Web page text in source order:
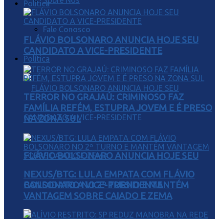
Fale Conosco
Política
FLÁVIO BOLSONARO ANUNCIA HOJE SEU
CANDIDATO A VICE-PRESIDENTE
Política
FLÁVIO BOLSONARO ANUNCIA HOJE SEU
CANDIDATO A VICE-PRESIDENTE
TERROR NO GRAJAÚ: CRIMINOSO FAZ
FAMÍLIA REFÉM, ESTUPRA JOVEM E É PRESO
NA ZONA SUL
NEXUS/BTG: LULA EMPATA COM FLÁVIO
BOLSONARO NO 2º TURNO E MANTÉM
VANTAGEM SOBRE CAIADO E ZEMA